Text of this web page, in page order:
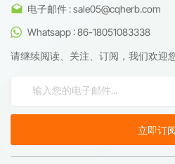
电子邮件 : sale05@cqherb.com
Whatsapp : 86-18051083338
请继续阅读、关注、订阅，我们欢迎